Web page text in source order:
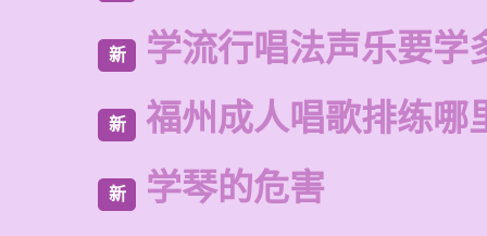
新 学流行唱法声乐要学
新 福州成人唱歌排练哪
新 学琴的危害